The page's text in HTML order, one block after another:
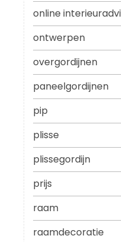
online
ontwerpen
overgordijnen
paneelgordijnen
pip
plisse
plissegordijn
prijs
raam
raamdecoratie